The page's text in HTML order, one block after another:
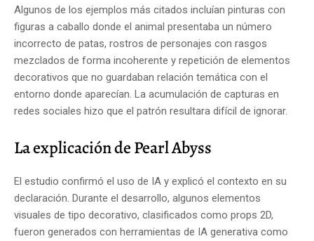
Algunos de los ejemplos más citados incluían pinturas con
figuras a caballo donde el animal presentaba un número
incorrecto de patas, rostros de personajes con rasgos
mezclados de forma incoherente y repetición de elementos
decorativos que no guardaban relación temática con el
entorno donde aparecían. La acumulación de capturas en
redes sociales hizo que el patrón resultara difícil de ignorar.
La explicación de Pearl Abyss
El estudio confirmó el uso de IA y explicó el contexto en su
declaración. Durante el desarrollo, algunos elementos
visuales de tipo decorativo, clasificados como props 2D,
fueron generados con herramientas de IA generativa como